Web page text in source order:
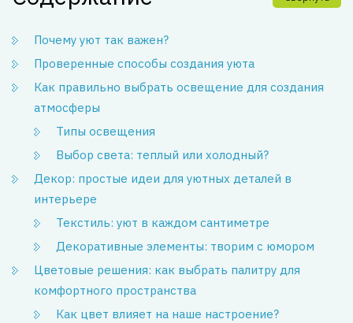
Почему уют так важен?
Проверенные способы создания уюта
Как правильно выбрать освещение для создания
атмосферы
Типы освещения
Выбор света: теплый или холодный?
Декор: простые идеи для уютных деталей в
интерьере
Текстиль: уют в каждом сантиметре
Декоративные элементы: творим с юмором
Цветовые решения: как выбрать палитру для
комфортного пространства
Как цвет влияет на наше настроение?